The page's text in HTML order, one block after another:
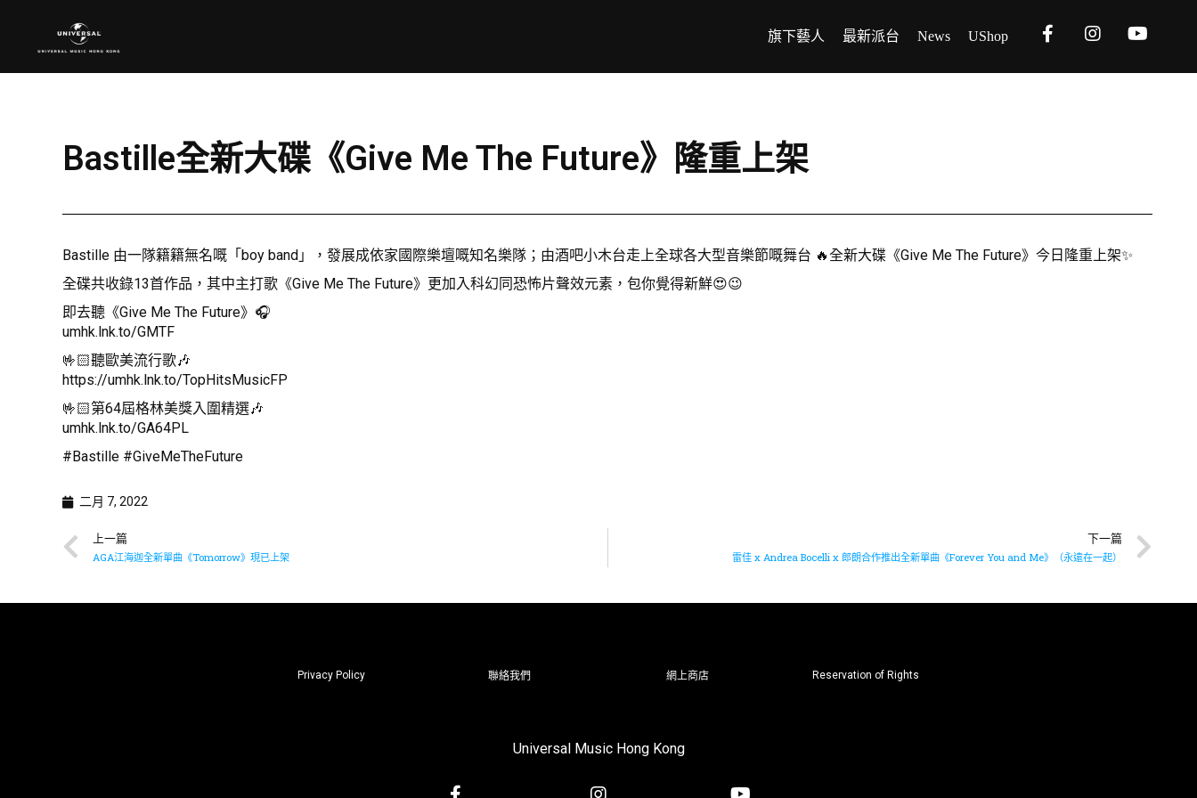
旗下藝人 最新派台 News UShop
Bastille全新大碟《Give Me The Future》隆重上架
Bastille 由一隊籍籍無名嘅「boy band」，發展成依家國際樂壇嘅知名樂隊；由酒吧小木台走上全球各大型音樂節嘅舞台 🔥全新大碟《Give Me The Future》今日隆重上架✨
全碟共收錄13首作品，其中主打歌《Give Me The Future》更加入科幻同恐怖片聲效元素，包你覺得新鮮😍😉
即去聽《Give Me The Future》🎧
umhk.lnk.to/GMTF
🤟🏻聽歐美流行歌🎶
https://umhk.lnk.to/TopHitsMusicFP
🤟🏻第64屆格林美獎入圍精選🎶
umhk.lnk.to/GA64PL
#Bastille #GiveMeTheFuture
二月 7, 2022
上一篇
AGA江海迦全新單曲《Tomorrow》現已上架
下一篇
雷佳 x Andrea Bocelli x 郎朗合作推出全新單曲《Forever You and Me》（永遠在一起）
Privacy Policy 聯絡我們 網上商店 Reservation of Rights
Universal Music Hong Kong